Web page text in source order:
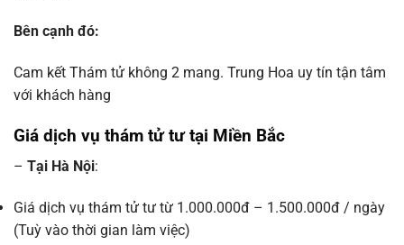
Bên cạnh đó:
Cam kết Thám tử không 2 mang. Trung Hoa uy tín tận tâm
với khách hàng
Giá dịch vụ thám tử tư tại Miền Bắc
– Tại Hà Nội:
Giá dịch vụ thám tử tư từ 1.000.000đ – 1.500.000đ / ngày
(Tuỳ vào thời gian làm việc)